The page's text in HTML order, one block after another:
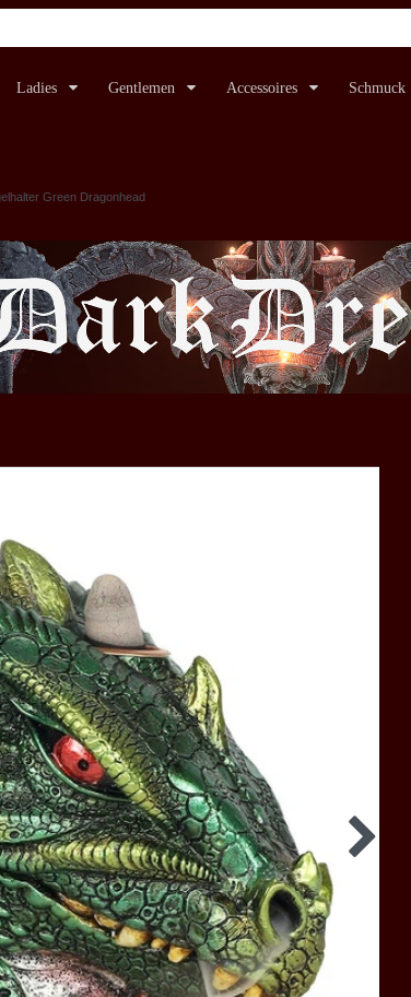
Ladies Gentlemen Accessoires Schmuck
Green Dragonhead